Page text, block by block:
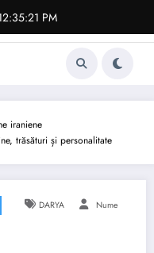
PM
iraniene
trăsături și personalitate
DARYA Nume